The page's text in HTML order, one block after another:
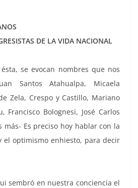
DE LA VIDA NACIONAL
se evocan nombres que nos
Santos Atahualpa, Micaela
Zela, Crespo y Castillo, Mariano
Francisco Bolognesi, José Carlos
más- Es preciso hoy hablar con la
el optimismo enhiesto, para decir
sembró en nuestra conciencia el